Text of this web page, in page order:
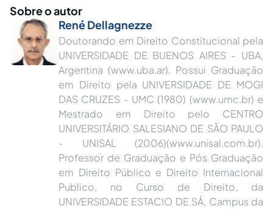
Sobre o autor
René Dellagnezze
Doutorando em Direito Constitucional pela
UNIVERSIDADE DE BUENOS AIRES - UBA,
Argentina (www.uba.ar). Possui Graduação
em Direito pela UNIVERSIDADE DE MOGI
DAS CRUZES - UMC (1980) (www.umc.br) e
Mestrado em Direito pelo CENTRO
UNIVERSITÁRIO SALESIANO DE SÃO PAULO
- UNISAL (2006)(www.unisal.com.br).
Professor de Graduação e Pós Graduação
em Direito Público e Direito Internacional
Publico, no Curso de Direito, da
UNIVERSIDADE ESTACIO DE SÁ, Campus da